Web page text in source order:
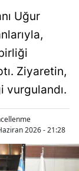
Uğur
Ziyaretin,
vurgulandı.
2026 - 21:28